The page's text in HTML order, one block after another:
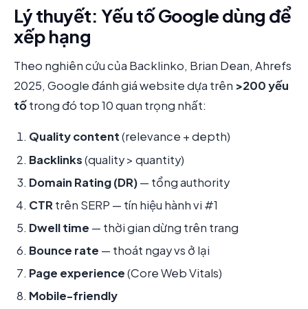
Lý thuyết: Yếu tố Google dùng để
xếp hạng
Theo nghiên cứu của Backlinko, Brian Dean, Ahrefs
2025, Google đánh giá website dựa trên >200 yếu
tốtrong đó top 10 quan trọng nhất:
Quality content(relevance + depth)
Backlinks(quality > quantity)
Domain Rating (DR)— tổng authority
CTR trên SERP — tín hiệu hành vi #1
Dwell time — thời gian dừng trên trang
Bounce rate — thoát ngay vs ở lại
Page experience(Core Web Vitals)
Mobile-friendly